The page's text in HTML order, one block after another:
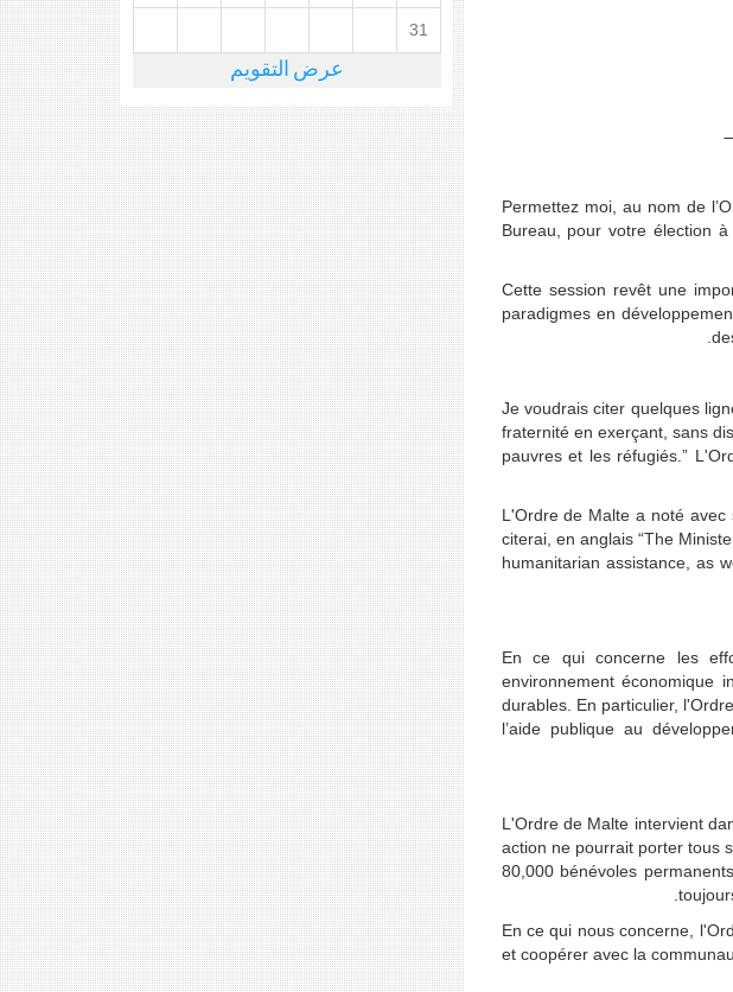
Permettez moi, au nom de
Bureau, pour votre élection
Cette session revêt une
paradigmes en
Je voudrais citer quelques
fraternité en exerçant, sans
pauvres et les réfugiés.”
L'Ordre de Malte a noté
citerai, en anglais “The
humanitarian assistance, as
En ce qui concerne les
environnement économique
durables. En particulier,
l’aide publique au
L'Ordre de Malte intervient
action ne pourrait porter tous
80,000 bénévoles
En ce qui nous concerne,
et coopérer avec la
31
عرض التقويم